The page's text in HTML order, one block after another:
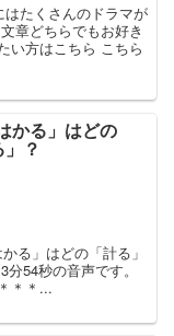
たくさんのドラマが
章どちらでもお好き
い方はこちら こちら
かる」はどの
」？
る」はどの「計る」
54秒の音声です。
＊＊...